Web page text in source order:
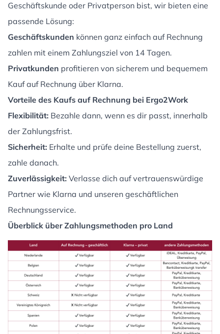
Geschäftskunde oder Privatperson bist, wir bieten eine
passende Lösung:
Geschäftskunden können ganz einfach auf Rechnung
zahlen mit einem Zahlungsziel von 14 Tagen.
Privatkunden profitieren von sicherem und bequemem
Kauf auf Rechnung über Klarna.
Vorteile des Kaufs auf Rechnung bei Ergo2Work
Flexibilität: Bezahle dann, wenn es dir passt, innerhalb
der Zahlungsfrist.
Sicherheit: Erhalte und prüfe deine Bestellung zuerst,
zahle danach.
Zuverlässigkeit: Verlasse dich auf vertrauenswürdige
Partner wie Klarna und unseren geschäftlichen
Rechnungsservice.
Überblick über Zahlungsmethoden pro Land